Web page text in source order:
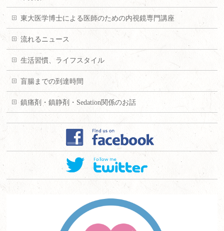
東大医学博士による医師のための内視鏡専門講座
流れるニュース
生活習慣、ライフスタイル
盲腸までの到達時間
鎮痛剤・鎮静剤・Sedation関係のお話